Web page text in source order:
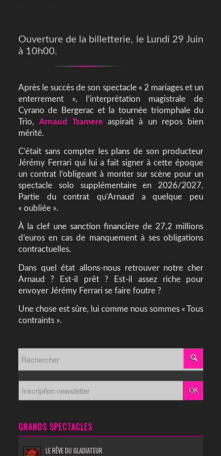
Ouverture de la billetterie, le Lundi 29 Juin
à 10h00.
Après le succès de son spectacle « 2 mariages et un
enterrement », l’interprétation magistrale de
Cyrano de Bergerac et la tournée triomphale du
Trio,Arnaud Tsamereaspirait à un repos bien
mérité.
C’était sans compter les plans de son producteur
Jérémy Ferrari qui lui a fait signer à cette époque
un contrat l’obligeant à monter sur scène pour un
spectacle solo supplémentaire en 2026/2027.
Partie du contrat qu’Arnaud a quelque peu
« oubliée ».
À la clef une sanction financière de 27,2 millions
d’euros en cas de manquement à ses obligations
contractuelles.
Dans quel état allons-nous retrouver notre cher
Arnaud ? Est-il prêt ? Est-il assez riche pour
envoyer Jérémy Ferrari se faire foutre ?
Une chose est sûre, lui comme nous sommes « Tous
contraints ».
GRANDS SPECTACLES
LE RÊVE DU GLADIATEUR